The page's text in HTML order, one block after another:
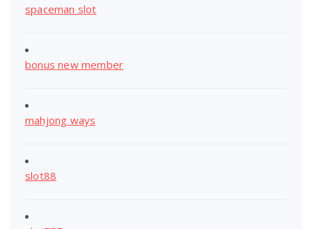
spaceman slot
bonus new member
mahjong ways
slot88